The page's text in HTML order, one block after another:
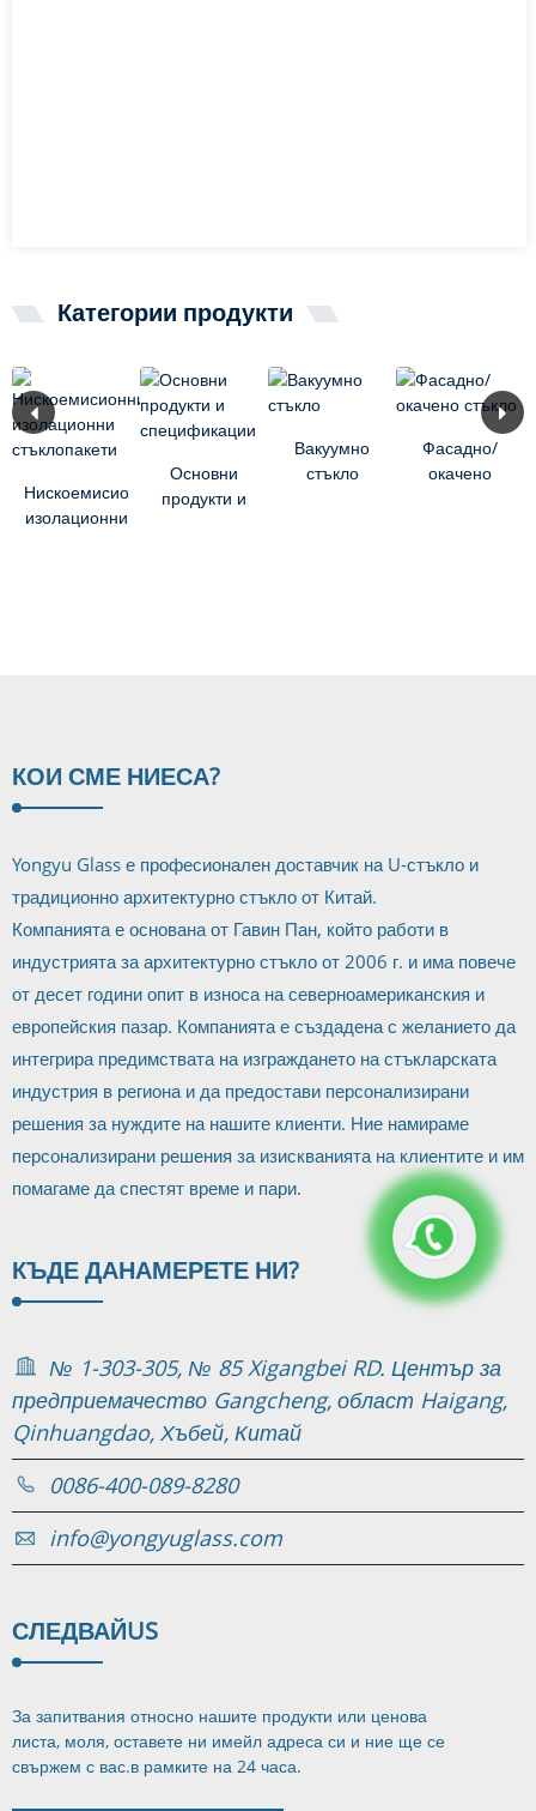
Категории продукти
Нискоемисионни
изолационни
Основни
продукти и
Вакуумно
стъкло
Фасадно/
окачено
КОИ СМЕ НИЕСА?
Yongyu Glass е професионален доставчик на U-стъкло и
традиционно архитектурно стъкло от Китай.
Компанията е основана от Гавин Пан, който работи в
индустрията за архитектурно стъкло от 2006 г. и има повече
от десет години опит в износа на северноамериканския и
европейския пазар. Компанията е създадена с желанието да
интегрира предимствата на изграждането на стъкларската
индустрия в региона и да предостави персонализирани
решения за нуждите на нашите клиенти. Ние намираме
персонализирани решения за изискванията на клиентите и им
помагаме да спестят време и пари.
КЪДЕ ДАНАМЕРЕТЕ НИ?
№ 1-303-305, № 85 Xigangbei RD. Център за
предприемачество Gangcheng, област Haigang,
Qinhuangdao, Хъбей, Китай
0086-400-089-8280
info@yongyuglass.com
СЛЕДВАЙUS
За запитвания относно нашите продукти или ценова
листа, моля, оставете ни имейл адреса си и ние ще се
свържем с вас.в рамките на 24 часа.